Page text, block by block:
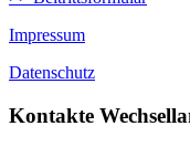
Impressum
Datenschutz
Kontakte